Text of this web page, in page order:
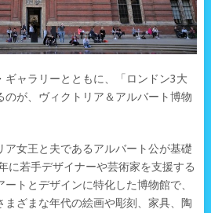
ギャラリーとともに、「ロンドン3大
のが、ヴィクトリア＆アルバート博物
ア女王と夫であるアルバート公が基礎
に若手デザイナーや芸術家を支援する
トとデザインに特化した博物館で、
まざまな年代の絵画や彫刻、家具、陶